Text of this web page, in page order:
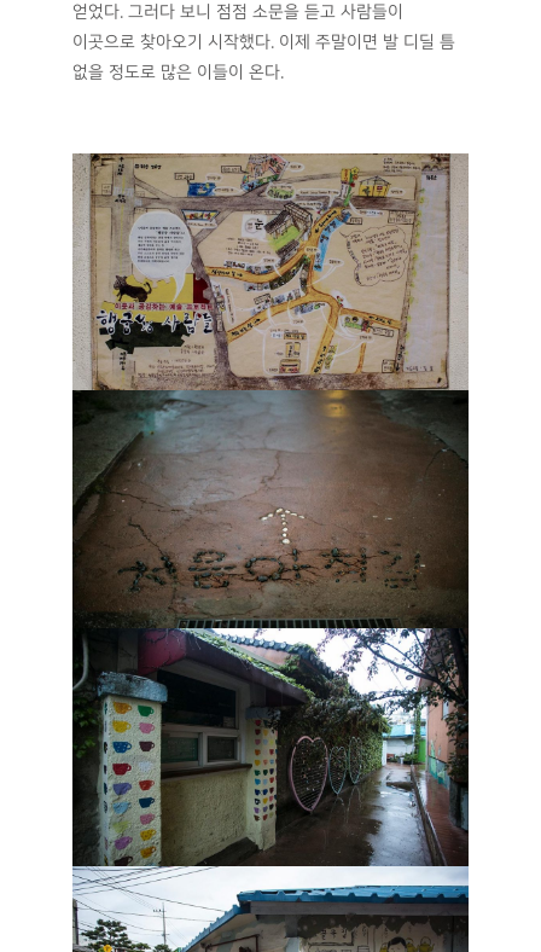
얻었다. 그러다 보니 점점 소문을 듣고 사람들이
이곳으로 찾아오기 시작했다. 이제 주말이면 발 디딜 틈
없을 정도로 많은 이들이 온다.